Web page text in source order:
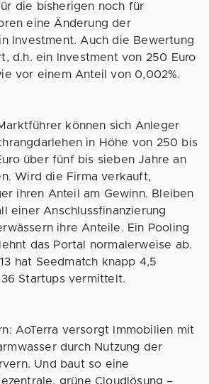
die bisherigen noch für
eine Änderung der
Investment. Auch die Bewertung
d.h. ein Investment von 250 Euro
vor einem Anteil von 0,002%.
können sich Anleger
in Höhe von 250 bis
über fünf bis sieben Jahre an
Wird die Firma verkauft,
ihren Anteil am Gewinn. Bleiben
einer Anschlussfinanzierung
ihre Anteile. Ein Pooling
das Portal normalerweise ab.
hat Seedmatch knapp 4,5
Startups vermittelt.
AoTerra versorgt Immobilien mit
durch Nutzung der
Und baut so eine
grüne Cloudlösung –